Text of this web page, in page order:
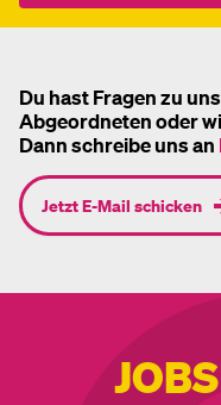
Du hast Fragen zu
Abgeordneten oder
Dann schreibe uns an
Jetzt E-Mail schicken